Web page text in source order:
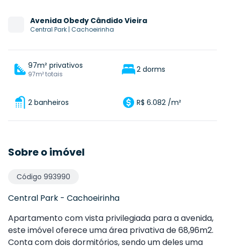
Avenida Obedy Cândido Vieira
Central Park | Cachoeirinha
97m² privativos
97m² totais 2 dorms
2 banheiros R$ 6.082 /m²
Sobre o imóvel
Código 993990
Central Park - Cachoeirinha
Apartamento com vista privilegiada para a avenida,
este imóvel oferece uma área privativa de 68,96m2.
Conta com dois dormitórios, sendo um deles uma